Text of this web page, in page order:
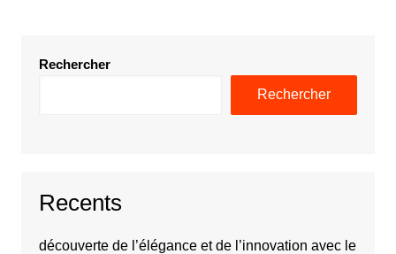
Rechercher
Rechercher
Recents
découverte de l’élégance et de l’innovation avec le